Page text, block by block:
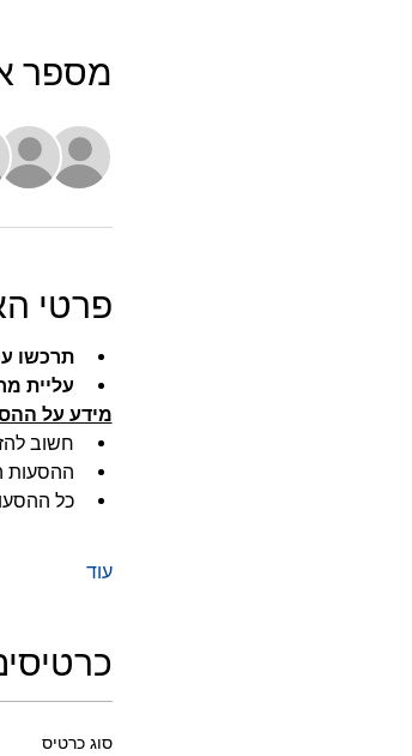
מספר
פרטי
תרכשו
עליית
מידע על
חשוב
ההסעות
כל
עוד
סוג כרטיס